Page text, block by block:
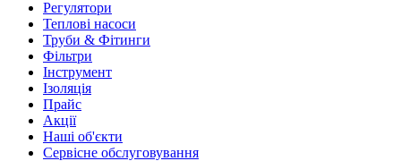
Регулятори
Теплові насоси
Труби & Фітинги
Фільтри
Інструмент
Ізоляція
Прайс
Акції
Наші об'єкти
Сервісне обслуговування